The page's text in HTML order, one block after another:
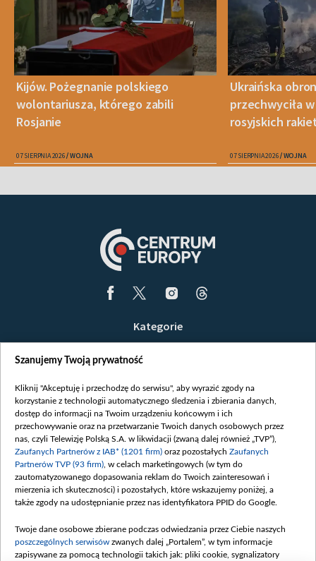
Kijów. Pożegnanie polskiego
wolontariusza, którego zabili
Rosjanie
07 SIERPNIA 2026 WOJNA
Ukraińska
przechwyciła
rosyjskich
07 SIERPNIA 2026 WOJNA
Kategorie
Opinie
Białoruś / Polska
Czytelnia
Centrum Europy
O nas
Kontakt
Informacje o nadawcy
Serwisy partnerskie
belsat.eu
Szanujemy Twoją prywatność
Kliknij "Akceptuję i przechodzę do serwisu", aby wyrazić zgody na
korzystanie z technologii automatycznego śledzenia i zbierania danych,
dostęp do informacji na Twoim urządzeniu końcowym i ich
przechowywanie oraz na przetwarzanie Twoich danych osobowych przez
nas, czyli Telewizję Polską S.A. w likwidacji (zwaną dalej również „TVP”),
Zaufanych Partnerów z IAB* (1201 firm) oraz pozostałych Zaufanych
Partnerów TVP (93 firm) , w celach marketingowych (w tym do
zautomatyzowanego dopasowania reklam do Twoich zainteresowań i
mierzenia ich skuteczności) i pozostałych, które wskazujemy poniżej, a
także zgody na udostępnianie przez nas identyfikatora PPID do Google.
Twoje dane osobowe zbierane podczas odwiedzania przez Ciebie naszych
poszczególnych serwisów zwanych dalej „Portalem”, w tym informacje
zapisywane za pomocą technologii takich jak: pliki cookie, sygnalizatory